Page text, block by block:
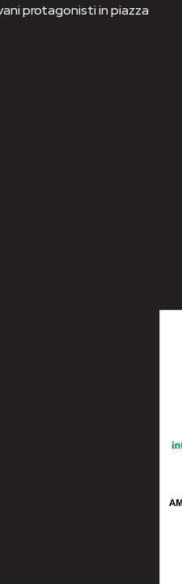
protagonisti in piazza